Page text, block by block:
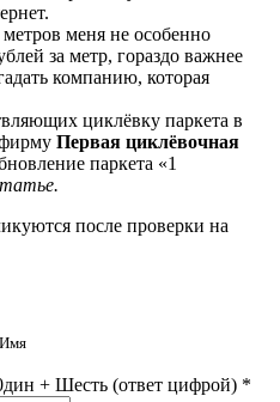
меня не особенно
за метр, гораздо важнее
компанию, которая
циклёвку паркета в
Первая циклёвочная
паркета «1
после проверки на
Имя
+ Шecть (ответ цифрой) *